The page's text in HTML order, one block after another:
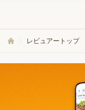
レビュアートップ